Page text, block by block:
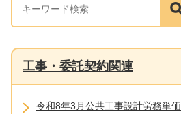
工事・委託契約関連
令和8年3月公共工事設計労務単価